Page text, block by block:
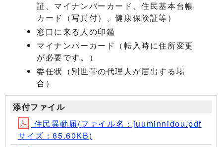
証、マイナンバーカード、住民基本台帳
カード（写真付）、健康保険証等）
窓口に来る人の印鑑
マイナンバーカード（転入時に住所変更
が必要です。）
委任状（別世帯の代理人が届出する場
合）
添付ファイル
住民異動届(ファイル名：juuminnidou.pdf
サイズ：85.60KB)